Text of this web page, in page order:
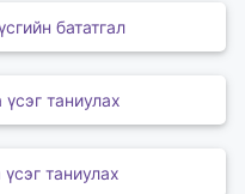
бататгал
таниулах
таниулах